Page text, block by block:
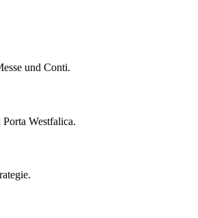
und Conti.
Westfalica.